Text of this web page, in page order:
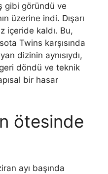
gibi göründü ve
üzerine indi. Dışarı
içeride kaldı. Bu,
Twins karşısında
dizinin aynısıydı,
döndü ve teknik
bir hasar
ötesinde
ayı başında